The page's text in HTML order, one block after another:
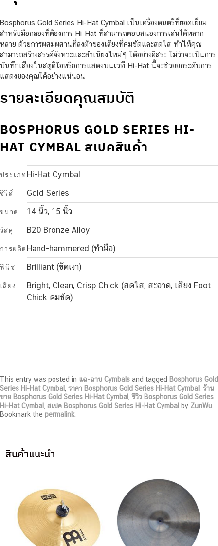
Bosphorus Gold Series Hi-Hat Cymbal เป็นเครื่องดนตรีที่ยอดเยี่ยม
สำหรับมือกลองที่ต้องการ Hi-Hat ที่สามารถตอบสนองการเล่นได้หลาก
หลาย ด้วยการผสมผสานที่ลงตัวของเสียงที่คมชัดและสดใส ทำให้คุณ
สามารถสร้างสรรค์จังหวะและสำเนียงใหม่ๆ ได้อย่างอิสระ ไม่ว่าจะเป็นการ
บันทึกเสียงในสตูดิโอหรือการแสดงบนเวที Hi-Hat นี้จะช่วยยกระดับการ
แสดงของคุณได้อย่างแน่นอน
รายละเอียดคุณสมบัติ
BOSPHORUS GOLD SERIES HI-
HAT CYMBAL สเปคสินค้า
ประเภท Hi-Hat Cymbal
ซีรีส์ Gold Series
ขนาด 14 นิ้ว, 15 นิ้ว
วัสดุ B20 Bronze Alloy
การผลิต Hand-hammered (ทำมือ)
ฟินิช Brilliant (ขัดเงา)
เสียง
Bright, Clean, Crisp Chick (สดใส, สะอาด, เสียง Foot
Chick คมชัด)
This entry was posted in แฉ-ฉาบ Cymbals and tagged Bosphorus Gold
Series Hi-Hat Cymbal
ราคา Bosphorus Gold Series Hi-Hat Cymbal
ร้าน
ขาย Bosphorus Gold Series Hi-Hat Cymbal ,รีวิว Bosphorus Gold Series
Hi-Hat Cymbal
สเปค Bosphorus Gold Series Hi-Hat Cymbal by ZunWu
Bookmark the permalink
สินค้าแนะนำ